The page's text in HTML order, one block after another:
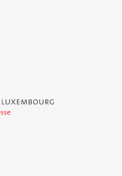
Luxembourg - Service